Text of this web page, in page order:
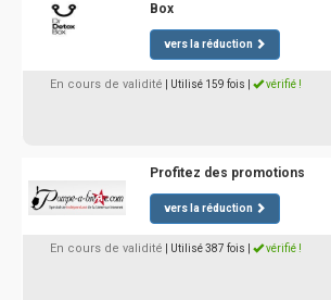
Box
vers la réduction
En cours de validité | Utilisé 159 fois vérifié !
Profitez des promotions
vers la réduction
En cours de validité | Utilisé 387 fois vérifié !